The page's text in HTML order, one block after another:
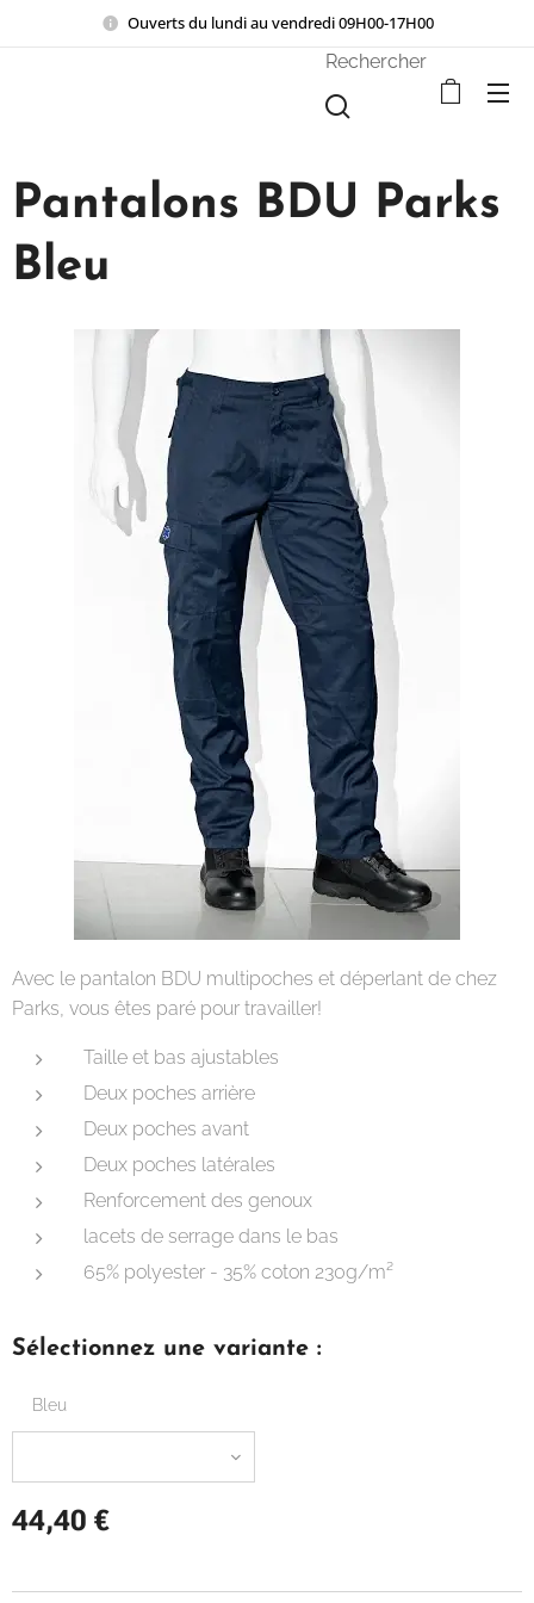
Ouverts du lundi au vendredi 09H00-17H00
Rechercher
Pantalons BDU Parks
Bleu
Avec le pantalon BDU multipoches et déperlant de chez
Parks, vous êtes paré pour travailler!
Taille et bas ajustables
Deux poches arrière
Deux poches avant
Deux poches latérales
Renforcement des genoux
lacets de serrage dans le bas
65% polyester - 35% coton 230g/m²
Sélectionnez une variante :
Bleu
44,40 €